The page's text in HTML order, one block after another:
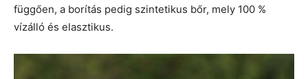
függően, a borítás pedig szintetikus bőr, mely 100 %
vízálló és elasztikus.